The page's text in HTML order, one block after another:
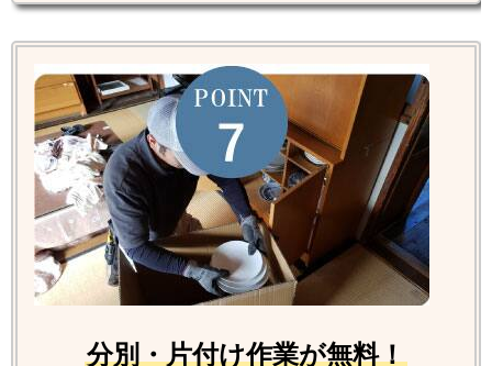
分別・片付け作業が無料！